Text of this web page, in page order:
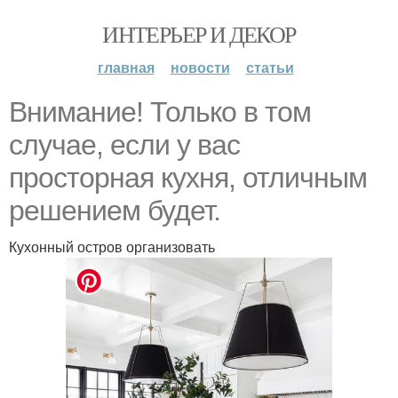
ИНТЕРЬЕР И ДЕКОР
главная новости статьи
Внимание! Только в том
случае, если у вас
просторная кухня, отличным
решением будет.
Кухонный остров организовать